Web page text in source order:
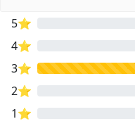
5⭐
4⭐
3⭐
2⭐
1⭐